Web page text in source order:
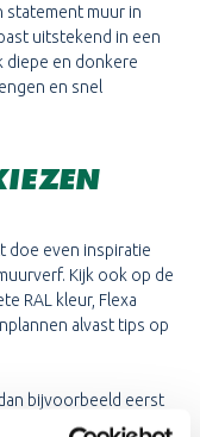
statement muur in
uitstekend in een
diepe en donkere
en snel
doe even inspiratie
Kijk ook op de
RAL kleur, Flexa
alvast tips op
bijvoorbeeld eerst
al welke muurverf op